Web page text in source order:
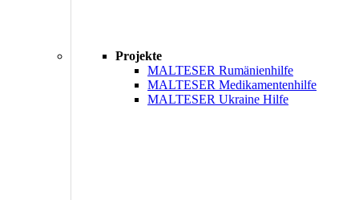
Projekte
MALTESER Rumänienhilfe
MALTESER Medikamentenhilfe
MALTESER Ukraine Hilfe